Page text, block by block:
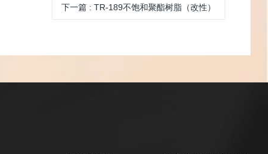
下一篇 : TR-189不饱和聚酯树脂（改性）